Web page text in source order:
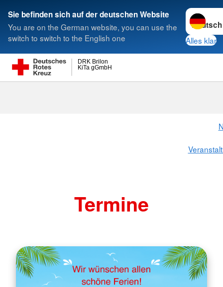
Sie befinden sich auf der deutschen Website
You are on the German website, you can use the
switch to switch to the English one
Sprache
Alles klar
KiTa gGmbH
DRK Brilon
Suche
Termine